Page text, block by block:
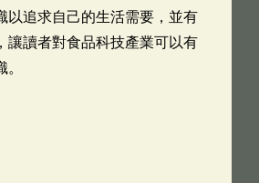
以追求自己的生活需要，並有
讓讀者對食品科技產業可以有